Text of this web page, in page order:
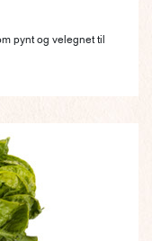
pynt og velegnet til